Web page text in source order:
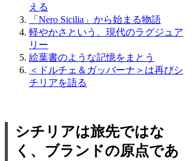
える
「Nero Sicilia」から始まる物語
軽やかさという、現代のラグジュア
リー
絵葉書のような記憶をまとう
＜ドルチェ＆ガッバーナ＞は再びシ
チリアを語る
シチリアは旅先ではな
く、ブランドの原点であ